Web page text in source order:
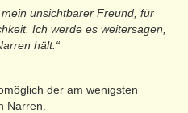
mein unsichtbarer Freund, für
Ich werde es weitersagen,
hält.“
der am wenigsten
Narren.